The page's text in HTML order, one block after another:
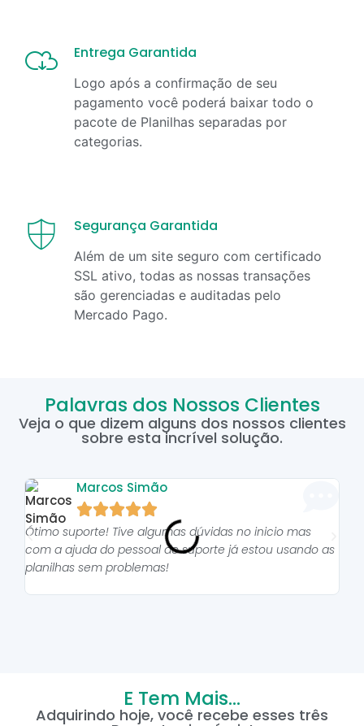
Entrega Garantida
Logo após a confirmação de seu
pagamento você poderá baixar todo o
pacote de Planilhas separadas por
categorias.
Segurança Garantida
Além de um site seguro com certificado
SSL ativo, todas as nossas transações
são gerenciadas e auditadas pelo
Mercado Pago.
Palavras dos Nossos Clientes
Veja o que dizem alguns dos nossos clientes
sobre esta incrível solução.
Marcos Simão

Ótimo suporte! Tive algumas dúvidas no inicio mas
com a ajuda do pessoal do suporte já estou usando as
planilhas sem problemas!
E Tem Mais...
Adquirindo hoje, você recebe esses três